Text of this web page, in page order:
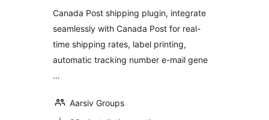
Canada Post shipping plugin, integrate
seamlessly with Canada Post for real-
time shipping rates, label printing,
automatic tracking number e-mail gene
…
Aarsiv Groups